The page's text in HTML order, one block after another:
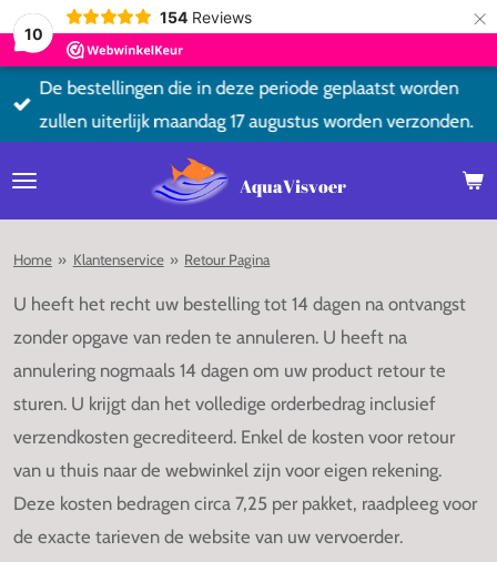
10
154 Reviews ×
AquaVisvoer
De bestellingen die in deze periode geplaatst worden
zullen uiterlijk maandag 17 augustus worden verzonden.
Home » Klantenservice » Retour Pagina
U heeft het recht uw bestelling tot 14 dagen na ontvangst
zonder opgave van reden te annuleren. U heeft na
annulering nogmaals 14 dagen om uw product retour te
sturen. U krijgt dan het volledige orderbedrag inclusief
verzendkosten gecrediteerd. Enkel de kosten voor retour
van u thuis naar de webwinkel zijn voor eigen rekening.
Deze kosten bedragen circa 7,25 per pakket, raadpleeg voor
de exacte tarieven de website van uw vervoerder.